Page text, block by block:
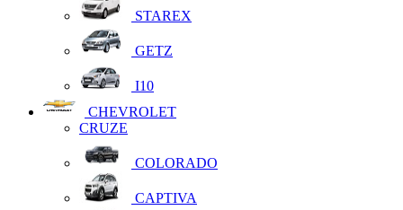
STAREX
GETZ
I10
CHEVROLET
CRUZE
COLORADO
CAPTIVA